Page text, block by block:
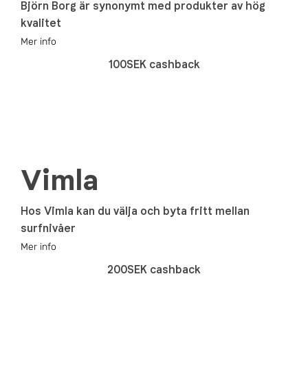
Björn Borg är synonymt med produkter av hög
kvalitet
Mer info
100SEK cashback
Vimla
Hos Vimla kan du välja och byta fritt mellan
surfnivåer
Mer info
200SEK cashback